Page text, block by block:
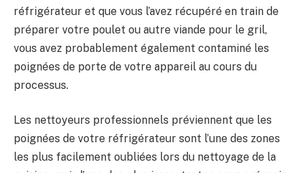
BULLETIN
réfrigérateur et que vous l’avez récupéré en train de
préparer votre poulet ou autre viande pour le gril,
vous avez probablement également contaminé les
poignées de porte de votre appareil au cours du
processus.
Les nettoyeurs professionnels préviennent que les
poignées de votre réfrigérateur sont l’une des zones
les plus facilement oubliées lors du nettoyage de la